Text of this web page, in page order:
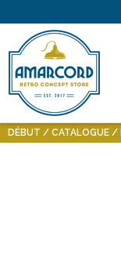
DÉBUT CATALOGUE